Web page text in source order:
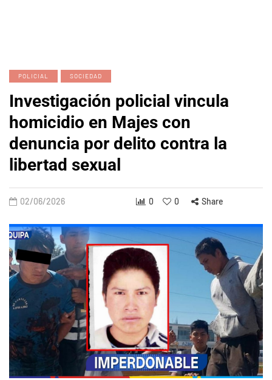
POLICIAL SOCIEDAD
Investigación policial vincula
homicidio en Majes con
denuncia por delito contra la
libertad sexual
02/06/2026 0 0 Share